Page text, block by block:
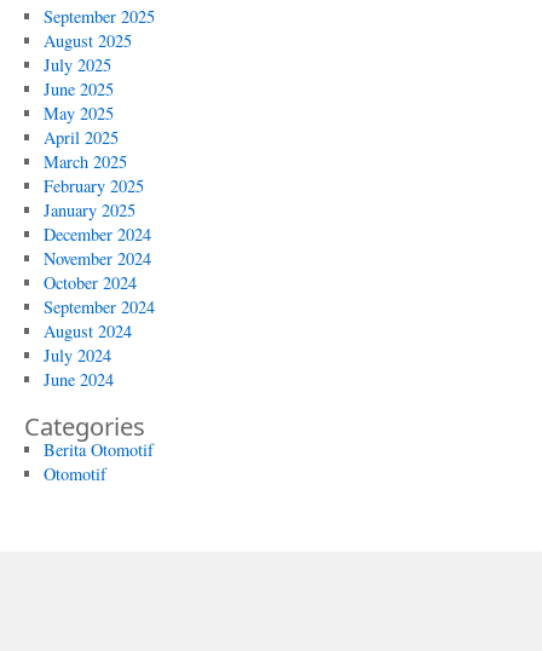
September 2025
August 2025
July 2025
June 2025
May 2025
April 2025
March 2025
February 2025
January 2025
December 2024
November 2024
October 2024
September 2024
August 2024
July 2024
June 2024
Categories
Berita Otomotif
Otomotif